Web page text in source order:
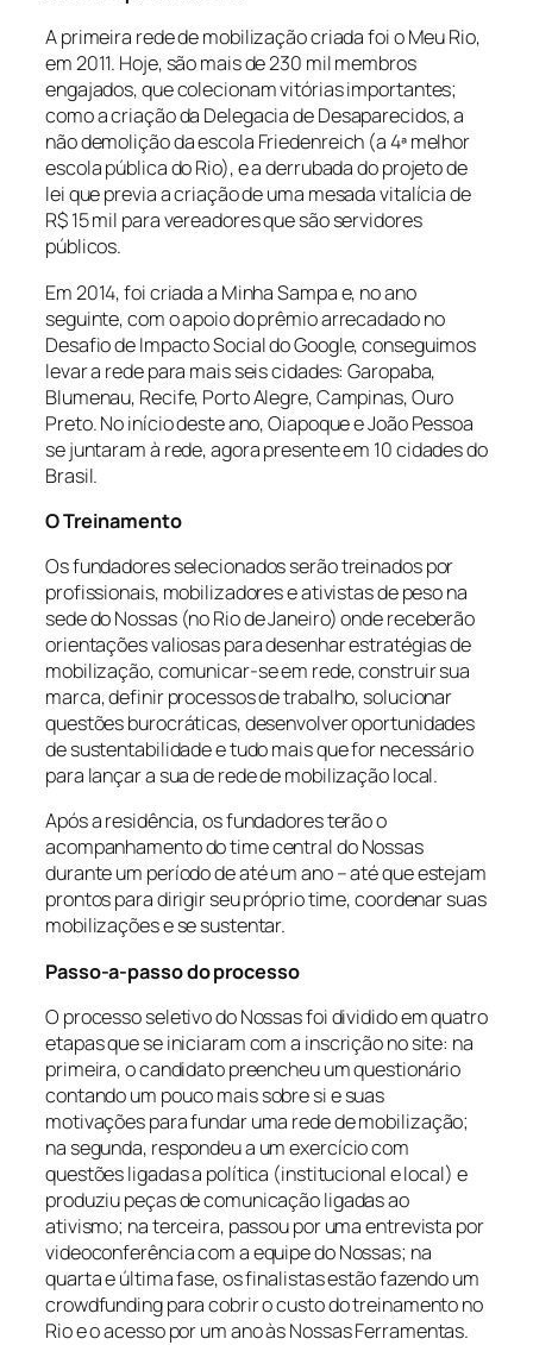
A primeira rede de mobilização criada foi o Meu Rio,
em 2011. Hoje, são mais de 230 mil membros
engajados, que colecionam vitórias importantes;
como a criação da Delegacia de Desaparecidos, a
não demolição da escola Friedenreich (a 4ª melhor
escola pública do Rio), e a derrubada do projeto de
lei que previa a criação de uma mesada vitalícia de
R$ 15 mil para vereadores que são servidores
públicos.
Em 2014, foi criada a Minha Sampa e, no ano
seguinte, com o apoio do prêmio arrecadado no
Desafio de Impacto Social do Google, conseguimos
levar a rede para mais seis cidades: Garopaba,
Blumenau, Recife, Porto Alegre, Campinas, Ouro
Preto. No início deste ano, Oiapoque e João Pessoa
se juntaram à rede, agora presente em 10 cidades do
Brasil.
O Treinamento
Os fundadores selecionados serão treinados por
profissionais, mobilizadores e ativistas de peso na
sede do Nossas (no Rio de Janeiro) onde receberão
orientações valiosas para desenhar estratégias de
mobilização, comunicar-se em rede, construir sua
marca, definir processos de trabalho, solucionar
questões burocráticas, desenvolver oportunidades
de sustentabilidade e tudo mais que for necessário
para lançar a sua de rede de mobilização local.
Após a residência, os fundadores terão o
acompanhamento do time central do Nossas
durante um período de até um ano – até que estejam
prontos para dirigir seu próprio time, coordenar suas
mobilizações e se sustentar.
Passo-a-passo do processo
O processo seletivo do Nossas foi dividido em quatro
etapas que se iniciaram com a inscrição no site: na
primeira, o candidato preencheu um questionário
contando um pouco mais sobre si e suas
motivações para fundar uma rede de mobilização;
na segunda, respondeu a um exercício com
questões ligadas a política (institucional e local) e
produziu peças de comunicação ligadas ao
ativismo; na terceira, passou por uma entrevista por
videoconferência com a equipe do Nossas; na
quarta e última fase, os finalistas estão fazendo um
crowdfunding para cobrir o custo do treinamento no
Rio e o acesso por um ano às Nossas Ferramentas.